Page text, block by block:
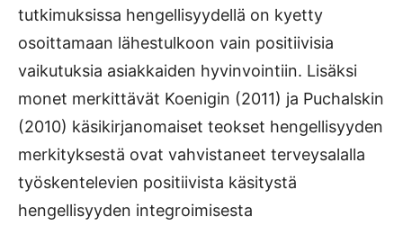
tutkimuksissa hengellisyydellä on kyetty
osoittamaan lähestulkoon vain positiivisia
vaikutuksia asiakkaiden hyvinvointiin. Lisäksi
monet merkittävät Koenigin (2011) ja Puchalskin
(2010) käsikirjanomaiset teokset hengellisyyden
merkityksestä ovat vahvistaneet terveysalalla
työskentelevien positiivista käsitystä
hengellisyyden integroimisesta